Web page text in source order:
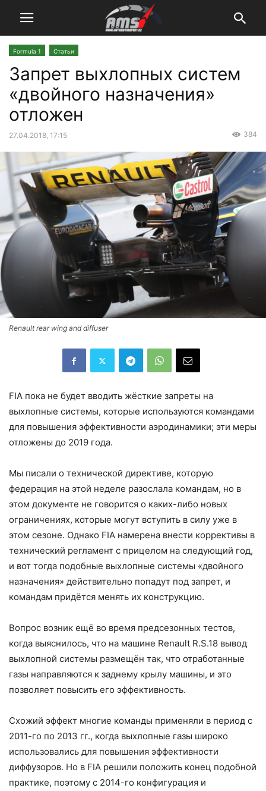
Formula 1 Статьи
Запрет выхлопных систем
«двойного назначения»
отложен
27.04.2018, 17:15 384
Renault rear wing and diffuser
FIA пока не будет вводить жёсткие запреты на
выхлопные системы, которые используются командами
для повышения эффективности аэродинамики; эти меры
отложены до 2019 года.
Мы писали о технической директиве, которую
федерация на этой неделе разослала командам, но в
этом документе не говорится о каких-либо новых
ограничениях, которые могут вступить в силу уже в
этом сезоне. Однако FIA намерена внести коррективы в
технический регламент с прицелом на следующий год,
и вот тогда подобные выхлопные системы «двойного
назначения» действительно попадут под запрет, и
командам придётся менять их конструкцию.
Вопрос возник ещё во время предсезонных тестов,
когда выяснилось, что на машине Renault R.S.18 вывод
выхлопной системы размещён так, что отработанные
газы направляются к заднему крылу машины, и это
позволяет повысить его эффективность.
Схожий эффект многие команды применяли в период с
2011-го по 2013 гг., когда выхлопные газы широко
использовались для повышения эффективности
диффузоров. Но в FIA решили положить конец подобной
практике, поэтому с 2014-го конфигурация и